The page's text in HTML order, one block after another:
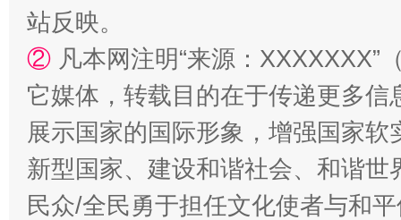
站台名比不上好声名
站反映。
② 凡本网注明“来源：
它媒体，转载目的在于传递更多
展示国家的国际形象，增强国家
新型国家、建设和谐社会、和谐
民众/全民勇于担任文化使者与和